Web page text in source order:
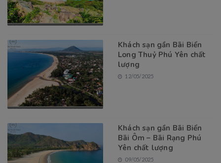
Khách sạn gần Bãi Biển
Long Thuỷ Phú Yên chất
lượng
12/05/2025
Khách sạn gần Bãi Biển
Bãi Ôm – Bãi Rạng Phú
Yên chất lượng
09/05/2025